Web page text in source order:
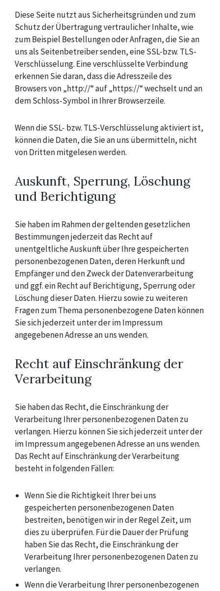
Diese Seite nutzt aus Sicherheitsgründen und zum
Schutz der Übertragung vertraulicher Inhalte, wie
zum Beispiel Bestellungen oder Anfragen, die Sie an
uns als Seitenbetreiber senden, eine SSL-bzw. TLS-
Verschlüsselung. Eine verschlüsselte Verbindung
erkennen Sie daran, dass die Adresszeile des
Browsers von „http://“ auf „https://“ wechselt und an
dem Schloss-Symbol in Ihrer Browserzeile.
Wenn die SSL- bzw. TLS-Verschlüsselung aktiviert ist,
können die Daten, die Sie an uns übermitteln, nicht
von Dritten mitgelesen werden.
Auskunft, Sperrung, Löschung
und Berichtigung
Sie haben im Rahmen der geltenden gesetzlichen
Bestimmungen jederzeit das Recht auf
unentgeltliche Auskunft über Ihre gespeicherten
personenbezogenen Daten, deren Herkunft und
Empfänger und den Zweck der Datenverarbeitung
und ggf. ein Recht auf Berichtigung, Sperrung oder
Löschung dieser Daten. Hierzu sowie zu weiteren
Fragen zum Thema personenbezogene Daten können
Sie sich jederzeit unter der im Impressum
angegebenen Adresse an uns wenden.
Recht auf Einschränkung der
Verarbeitung
Sie haben das Recht, die Einschränkung der
Verarbeitung Ihrer personenbezogenen Daten zu
verlangen. Hierzu können Sie sich jederzeit unter der
im Impressum angegebenen Adresse an uns wenden.
Das Recht auf Einschränkung der Verarbeitung
besteht in folgenden Fällen:
Wenn Sie die Richtigkeit Ihrer bei uns
gespeicherten personenbezogenen Daten
bestreiten, benötigen wir in der Regel Zeit, um
dies zu überprüfen. Für die Dauer der Prüfung
haben Sie das Recht, die Einschränkung der
Verarbeitung Ihrer personenbezogenen Daten zu
verlangen.
Wenn die Verarbeitung Ihrer personenbezogenen